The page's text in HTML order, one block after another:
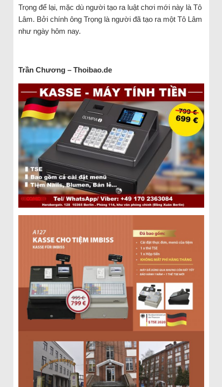
Trọng để lại, mặc dù người tạo ra luật chơi mới này là Tô
Lâm. Bởi chính ông Trọng là người đã tạo ra một Tô Lâm
như ngày hôm nay.
Trần Chương – Thoibao.de